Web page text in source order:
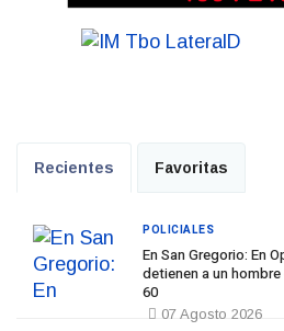
Recientes Favoritas
En San Gregorio: En
detienen a un
60
07 Agosto 2026
POLICIALES